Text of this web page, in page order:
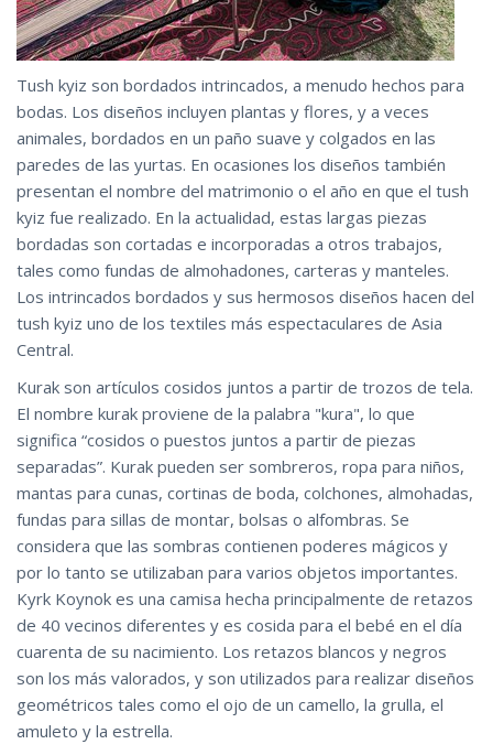
Tush kyiz son bordados intrincados, a menudo hechos para
bodas. Los diseños incluyen plantas y flores, y a veces
animales, bordados en un paño suave y colgados en las
paredes de las yurtas. En ocasiones los diseños también
presentan el nombre del matrimonio o el año en que el tush
kyiz fue realizado. En la actualidad, estas largas piezas
bordadas son cortadas e incorporadas a otros trabajos,
tales como fundas de almohadones, carteras y manteles.
Los intrincados bordados y sus hermosos diseños hacen del
tush kyiz uno de los textiles más espectaculares de Asia
Central.
Kurak son artículos cosidos juntos a partir de trozos de tela.
El nombre kurak proviene de la palabra "kura", lo que
significa “cosidos o puestos juntos a partir de piezas
separadas”. Kurak pueden ser sombreros, ropa para niños,
mantas para cunas, cortinas de boda, colchones, almohadas,
fundas para sillas de montar, bolsas o alfombras. Se
considera que las sombras contienen poderes mágicos y
por lo tanto se utilizaban para varios objetos importantes.
Kyrk Koynok es una camisa hecha principalmente de retazos
de 40 vecinos diferentes y es cosida para el bebé en el día
cuarenta de su nacimiento. Los retazos blancos y negros
son los más valorados, y son utilizados para realizar diseños
geométricos tales como el ojo de un camello, la grulla, el
amuleto y la estrella.